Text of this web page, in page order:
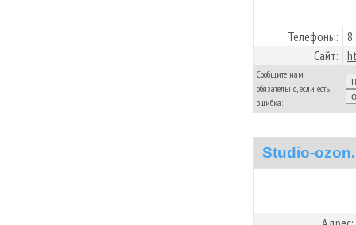
Телефоны: 8
Сайт:
Сообщите нам
обязательно, если есть
ошибка:
Studio-